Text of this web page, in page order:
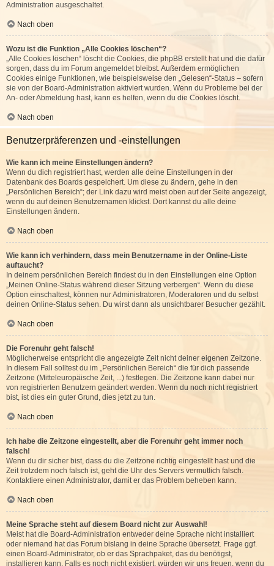
Administration ausgeschaltet.
Nach oben
Wozu ist die Funktion „Alle Cookies löschen“?
„Alle Cookies löschen“ löscht die Cookies, die phpBB erstellt hat und die dafür
sorgen, dass du im Forum angemeldet bleibst. Außerdem ermöglichen
Cookies einige Funktionen, wie beispielsweise den „Gelesen“-Status – sofern
sie von der Board-Administration aktiviert wurden. Wenn du Probleme bei der
An- oder Abmeldung hast, kann es helfen, wenn du die Cookies löscht.
Nach oben
Benutzerpräferenzen und -einstellungen
Wie kann ich meine Einstellungen ändern?
Wenn du dich registriert hast, werden alle deine Einstellungen in der
Datenbank des Boards gespeichert. Um diese zu ändern, gehe in den
„Persönlichen Bereich“; der Link dazu wird meist oben auf der Seite angezeigt,
wenn du auf deinen Benutzernamen klickst. Dort kannst du alle deine
Einstellungen ändern.
Nach oben
Wie kann ich verhindern, dass mein Benutzername in der Online-Liste
auftaucht?
In deinem persönlichen Bereich findest du in den Einstellungen eine Option
„Meinen Online-Status während dieser Sitzung verbergen“. Wenn du diese
Option einschaltest, können nur Administratoren, Moderatoren und du selbst
deinen Online-Status sehen. Du wirst dann als unsichtbarer Besucher gezählt.
Nach oben
Die Forenuhr geht falsch!
Möglicherweise entspricht die angezeigte Zeit nicht deiner eigenen Zeitzone.
In diesem Fall solltest du im „Persönlichen Bereich“ die für dich passende
Zeitzone (Mitteleuropäische Zeit, ...) festlegen. Die Zeitzone kann dabei nur
von registrierten Benutzern geändert werden. Wenn du noch nicht registriert
bist, ist dies ein guter Grund, dies jetzt zu tun.
Nach oben
Ich habe die Zeitzone eingestellt, aber die Forenuhr geht immer noch
falsch!
Wenn du dir sicher bist, dass du die Zeitzone richtig eingestellt hast und die
Zeit trotzdem noch falsch ist, geht die Uhr des Servers vermutlich falsch.
Kontaktiere einen Administrator, damit er das Problem beheben kann.
Nach oben
Meine Sprache steht auf diesem Board nicht zur Auswahl!
Meist hat die Board-Administration entweder deine Sprache nicht installiert
oder niemand hat das Forum bislang in deine Sprache übersetzt. Frage ggf.
einen Board-Administrator, ob er das Sprachpaket, das du benötigst,
installieren kann. Falls es noch nicht existiert, würden wir uns freuen, wenn du